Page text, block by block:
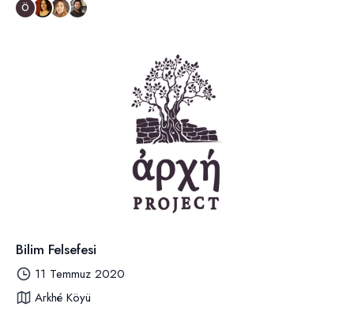
Ö
Bilim Felsefesi
11 Temmuz 2020
Arkhé Köyü